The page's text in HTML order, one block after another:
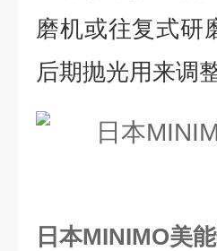
磨机或往复式研
后期抛光用来调
日本MINIMO美